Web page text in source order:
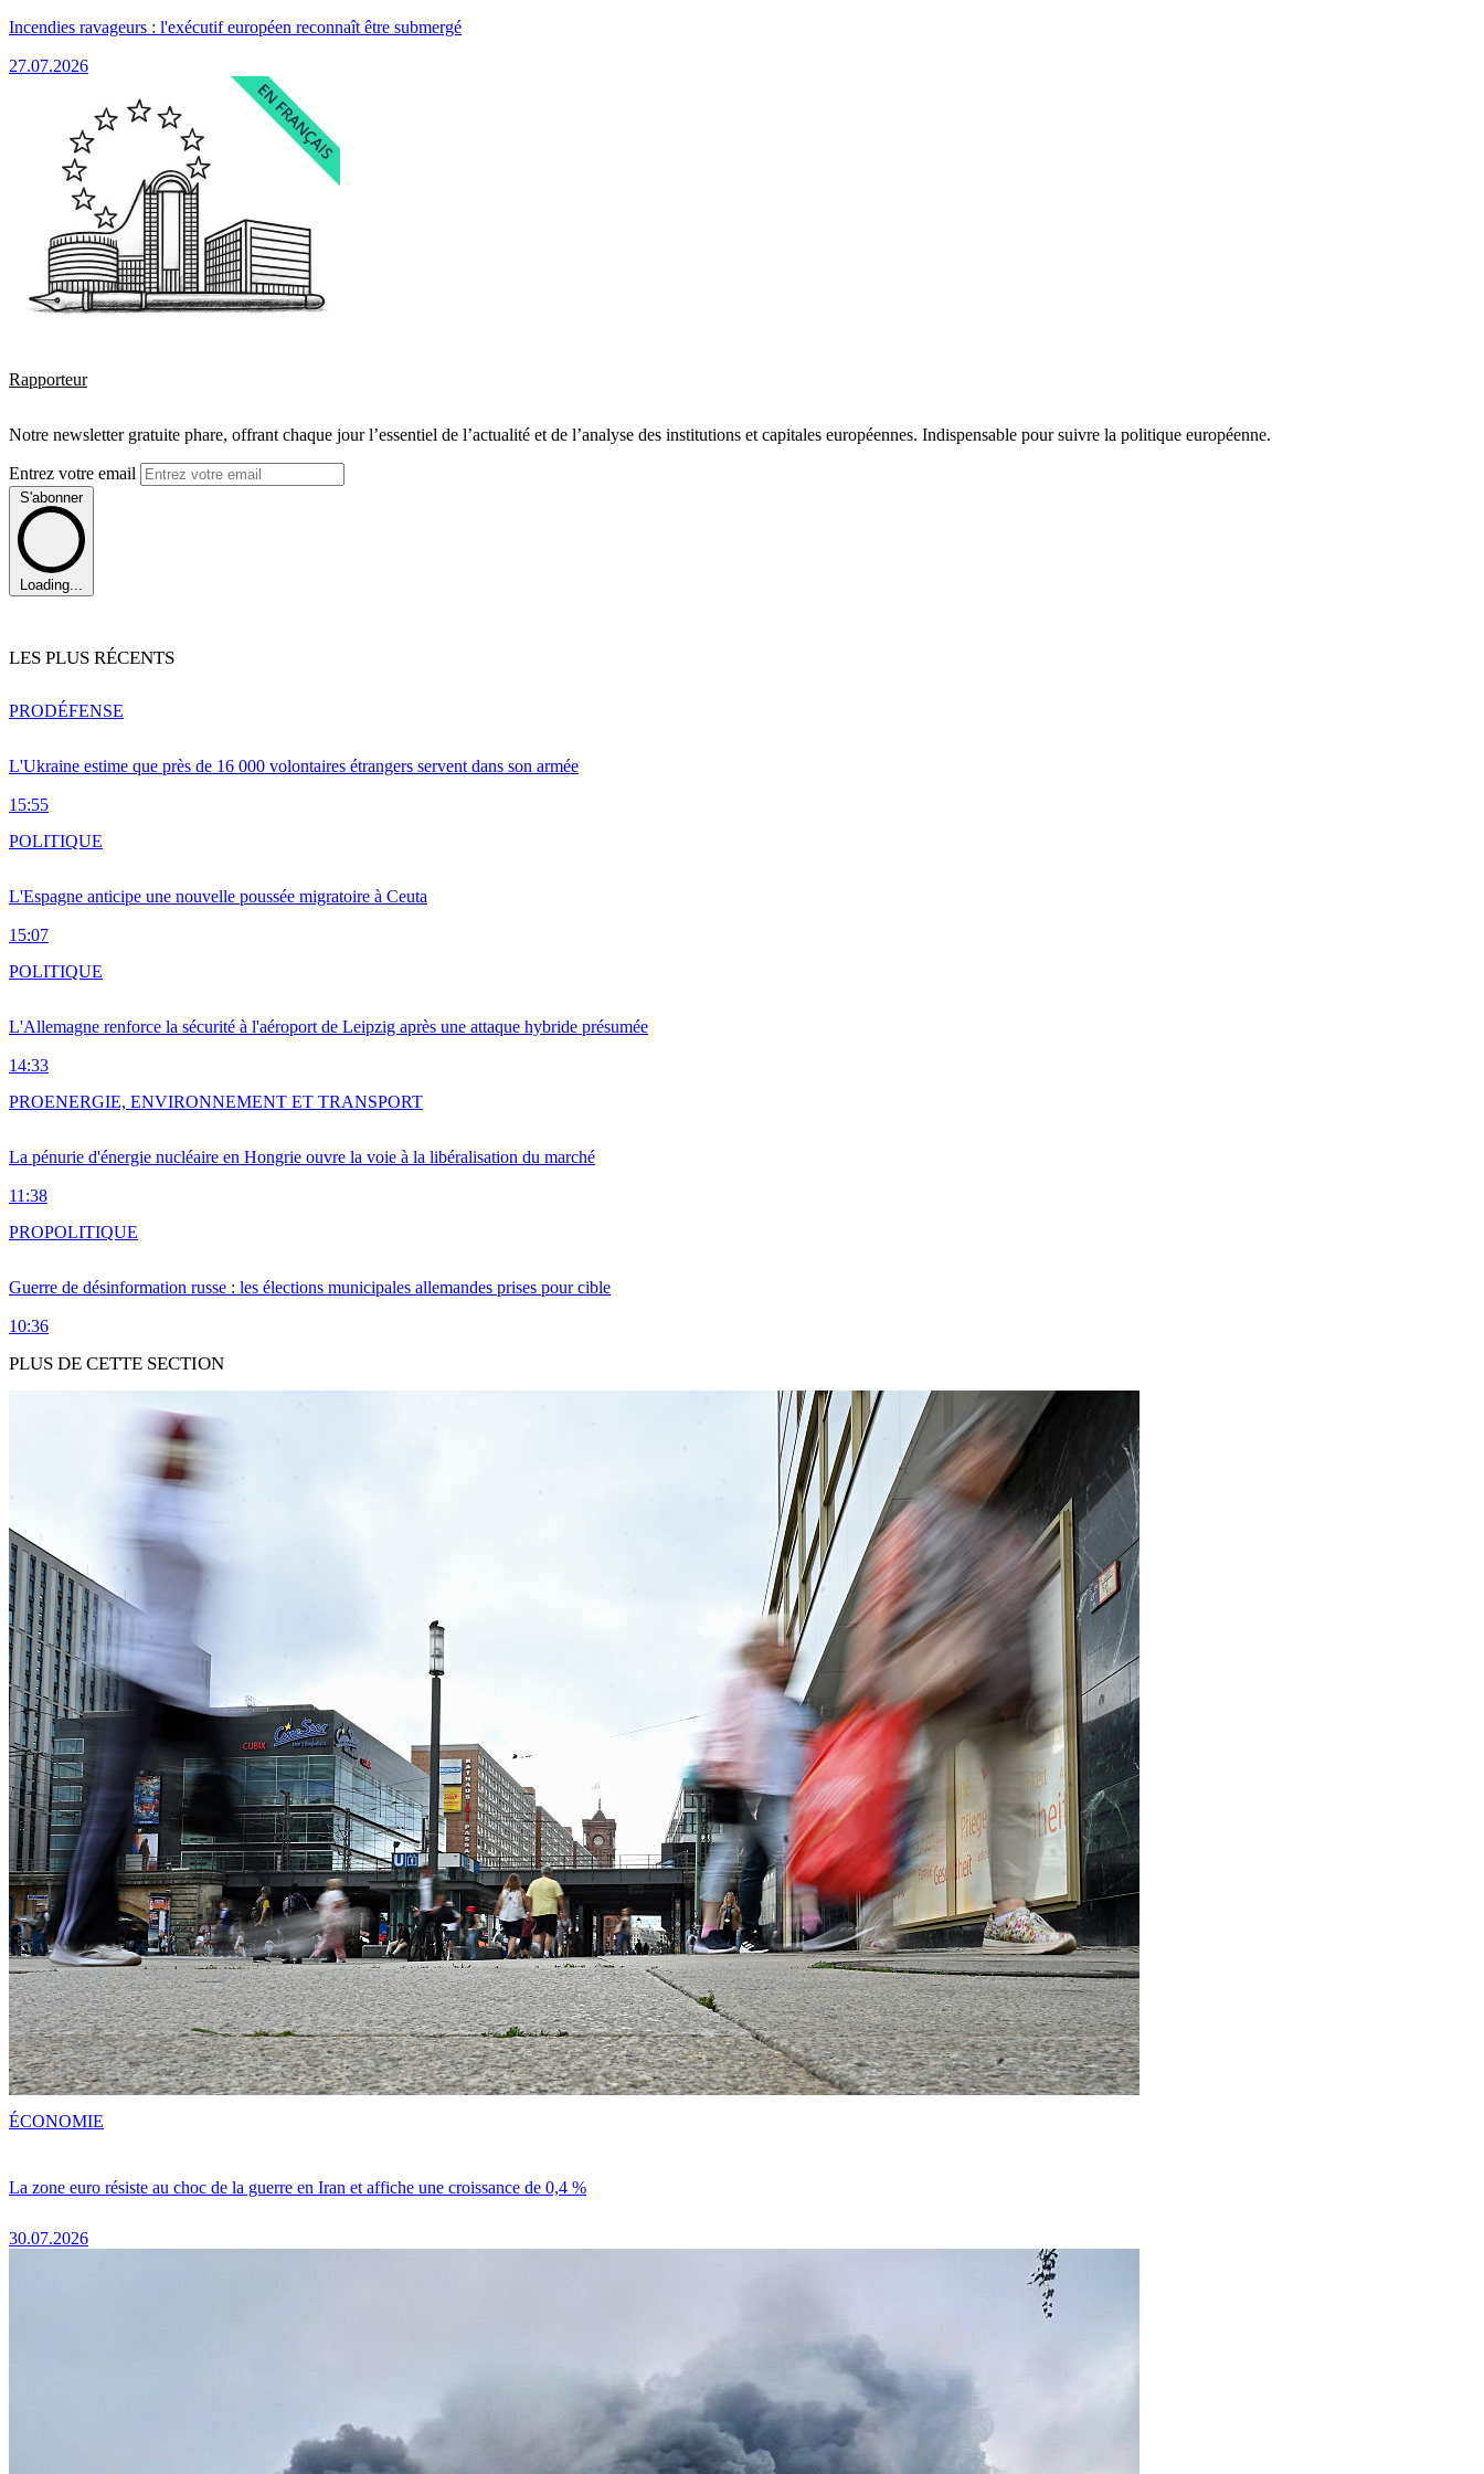
Incendies ravageurs : l'exécutif européen reconnaît être submergé
27.07.2026
Rapporteur
Notre newsletter gratuite phare, offrant chaque jour l’essentiel de l’actualité et de l’analyse des institutions et capitales européennes. Indispensable pour suivre la politique européenne.
Entrez votre email
S'abonner
Loading...
LES PLUS RÉCENTS
L'Ukraine estime que près de 16 000 volontaires étrangers servent dans son armée
15:55
PRODÉFENSE
L'Espagne anticipe une nouvelle poussée migratoire à Ceuta
15:07
POLITIQUE
L'Allemagne renforce la sécurité à l'aéroport de Leipzig après une attaque hybride présumée
14:33
POLITIQUE
La pénurie d'énergie nucléaire en Hongrie ouvre la voie à la libéralisation du marché
11:38
PROENERGIE, ENVIRONNEMENT ET TRANSPORT
Guerre de désinformation russe : les élections municipales allemandes prises pour cible
10:36
PROPOLITIQUE
PLUS DE CETTE SECTION
La zone euro résiste au choc de la guerre en Iran et affiche une croissance de 0,4 %
30.07.2026
ÉCONOMIE